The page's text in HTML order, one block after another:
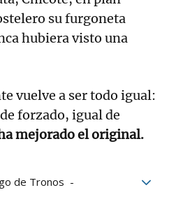
su furgoneta
hubiera visto una
vuelve a ser todo igual:
forzado, igual de
mejorado el original.
de Tronos